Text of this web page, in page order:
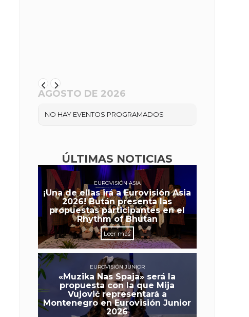
AGOSTO DE 2026
NO HAY EVENTOS PROGRAMADOS
ÚLTIMAS NOTICIAS
EUROVISIÓN ASIA
¡Una de ellas irá a Eurovisión Asia
2026! Bután presenta las
propuestas participantes en el
Rhythm of Bhutan
Leer más
EUROVISIÓN JUNIOR
«Muzika Nas Spaja» será la
propuesta con la que Mija
Vujović representará a
Montenegro en Eurovisión Junior
2026